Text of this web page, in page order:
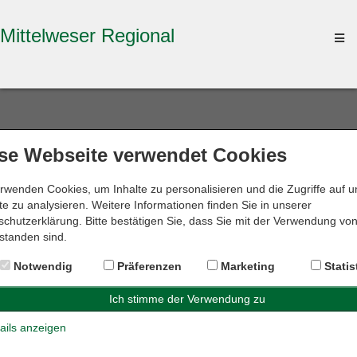
Webseite verwendet Cookies
Cookies, um Inhalte zu personalisieren und die Zugriffe auf
zu analysieren. Weitere Informationen finden Sie in unserer
Bitte bestätigen Sie, dass Sie mit der Verwendung
sind.
Notwendig Präferenzen Marketing
anzeigen
Mittelweser Regional
Suchergebnisse
Für Ihre Suche nachScheidungsrechtim Umkreis von10
kmum31582 Nienburgwurde1 Ergebnisgefunden.